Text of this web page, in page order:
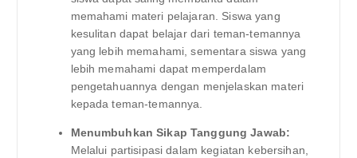
memahami materi pelajaran. Siswa yang
kesulitan dapat belajar dari teman-temannya
yang lebih memahami, sementara siswa yang
lebih memahami dapat memperdalam
pengetahuannya dengan menjelaskan materi
kepada teman-temannya.
Menumbuhkan Sikap Tanggung Jawab:
Melalui partisipasi dalam kegiatan kebersihan,